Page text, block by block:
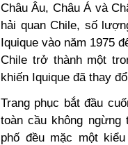
Châu Âu, Châu Á và
hải quan Chile, số
Iquique vào năm 1975
Chile trở thành một
khiến Iquique đã thay
Trang phục bắt đầu
toàn cầu không ngừng
phố đều mặc một